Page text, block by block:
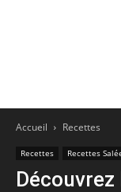
Accueil Recettes
Recettes Recettes